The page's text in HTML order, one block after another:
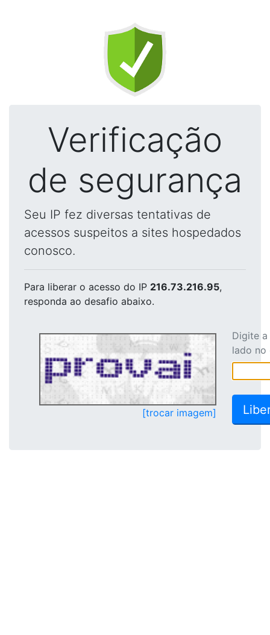
Verificação
de segurança
Seu IP fez diversas tentativas de
acessos suspeitos a sites hospedados
conosco.
Para liberar o acesso do IP 216.73.216.95,
responda ao desafio abaixo.
[trocar imagem]
Digite
lado no